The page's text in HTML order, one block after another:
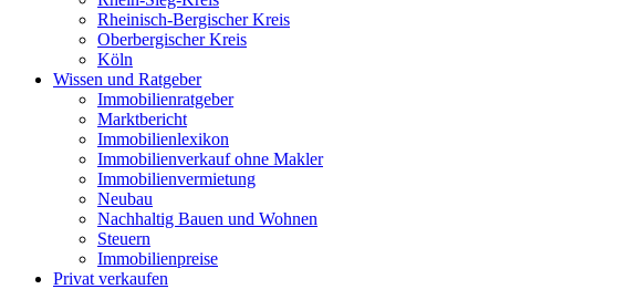
Rheinisch-Bergischer Kreis
Oberbergischer Kreis
Köln
Wissen und Ratgeber
Immobilienratgeber
Marktbericht
Immobilienlexikon
Immobilienverkauf ohne Makler
Immobilienvermietung
Neubau
Nachhaltig Bauen und Wohnen
Steuern
Immobilienpreise
Privat verkaufen